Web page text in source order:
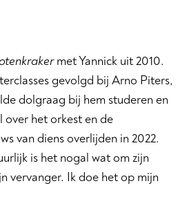
met Yannick uit 2010.
gevolgd bij Arno Piters,
dolgraag bij hem studeren en
over het orkest en de
van diens overlijden in 2022.
is het nogal wat om zijn
vervanger. Ik doe het op mijn